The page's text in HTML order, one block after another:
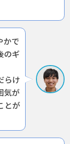
かで
のギ
らけ
気が
とが